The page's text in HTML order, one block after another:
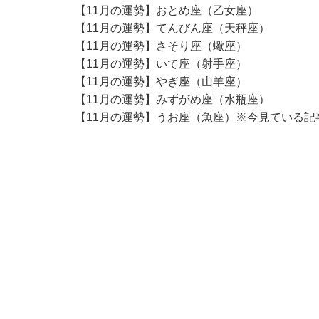
【11月の運勢】おとめ座（乙女座）
【11月の運勢】てんびん座（天秤座）
【11月の運勢】さそり座（蠍座）
【11月の運勢】いて座（射手座）
【11月の運勢】やぎ座（山羊座）
【11月の運勢】みずがめ座（水瓶座）
【11月の運勢】うお座（魚座）※今見ている記